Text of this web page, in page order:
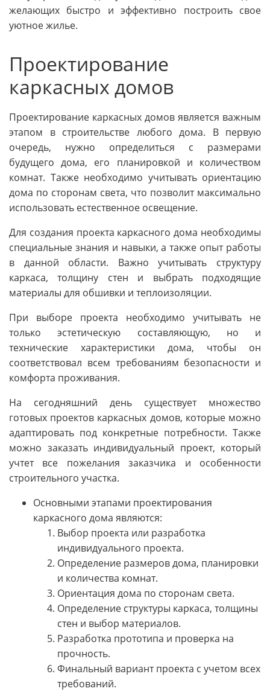
желающих быстро и эффективно построить свое
уютное жилье.
Проектирование
каркасных домов
Проектирование каркасных домов является важным
этапом в строительстве любого дома. В первую
очередь, нужно определиться с размерами
будущего дома, его планировкой и количеством
комнат. Также необходимо учитывать ориентацию
дома по сторонам света, что позволит максимально
использовать естественное освещение.
Для создания проекта каркасного дома необходимы
специальные знания и навыки, а также опыт работы
в данной области. Важно учитывать структуру
каркаса, толщину стен и выбрать подходящие
материалы для обшивки и теплоизоляции.
При выборе проекта необходимо учитывать не
только эстетическую составляющую, но и
технические характеристики дома, чтобы он
соответствовал всем требованиям безопасности и
комфорта проживания.
На сегодняшний день существует множество
готовых проектов каркасных домов, которые можно
адаптировать под конкретные потребности. Также
можно заказать индивидуальный проект, который
учтет все пожелания заказчика и особенности
строительного участка.
Основными этапами проектирования
каркасного дома являются:
Выбор проекта или разработка
индивидуального проекта.
Определение размеров дома, планировки
и количества комнат.
Ориентация дома по сторонам света.
Определение структуры каркаса, толщины
стен и выбор материалов.
Разработка прототипа и проверка на
прочность.
Финальный вариант проекта с учетом всех
требований.